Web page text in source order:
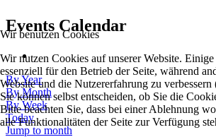
Events Calendar
By Year
By Month
By Week
Today
Jump to month
Wir benutzen Cookies
Wir nutzen Cookies auf unserer Website.
essenziell für den Betrieb der Seite, während
Website und die Nutzererfahrung zu
Sie können selbst entscheiden, ob Sie die
Bitte beachten Sie, dass bei einer Ablehnung
alle Funktionalitäten der Seite zur Verfügung